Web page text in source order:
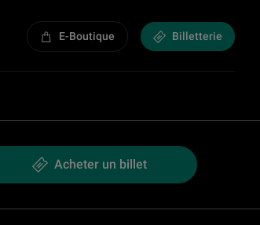
E-Boutique Billetterie
Acheter un billet